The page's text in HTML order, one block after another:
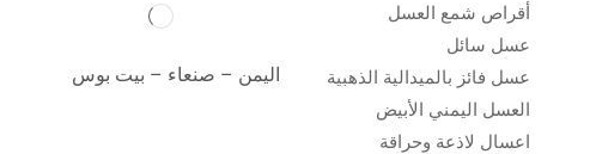
أقراص شمع العسل
عسل سائل
عسل فائز بالميدالية الذهبية
العسل اليمني الأبيض
اعسال لاذعة وحراقة
اليمن – صنعاء – بيت بوس